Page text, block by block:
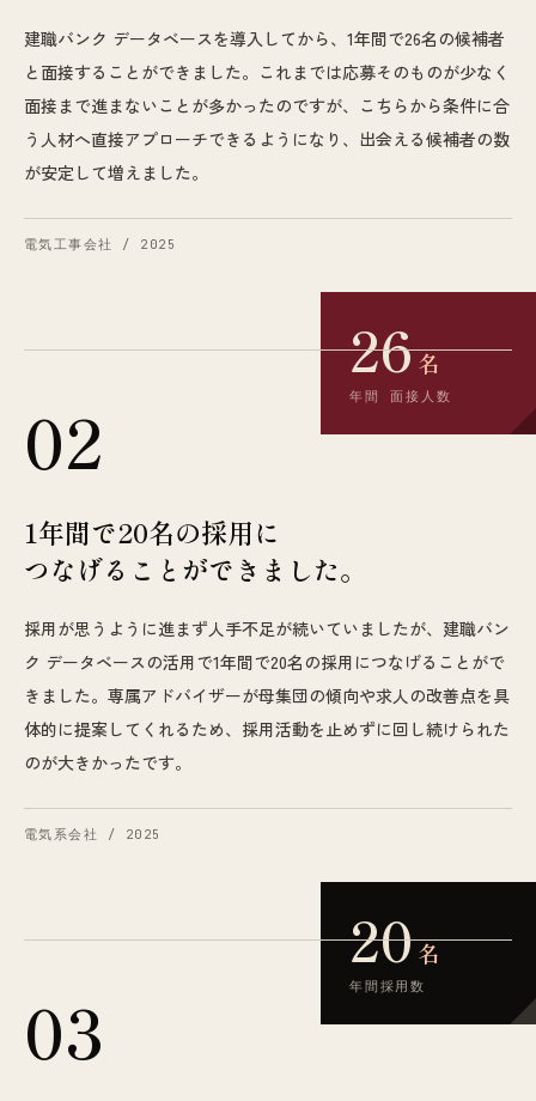
建職バンク データベースを導入してから、1年間で26名の候補者
と面接することができました。これまでは応募そのものが少なく
面接まで進まないことが多かったのですが、こちらから条件に合
う人材へ直接アプローチできるようになり、出会える候補者の数
が安定して増えました。
電気工事会社 / 2025
26名
年間 面接人数
02
1年間で20名の採用に
つなげることができました。
採用が思うように進まず人手不足が続いていましたが、建職バン
ク データベースの活用で1年間で20名の採用につなげることがで
きました。専属アドバイザーが母集団の傾向や求人の改善点を具
体的に提案してくれるため、採用活動を止めずに回し続けられた
のが大きかったです。
電気系会社 / 2025
20名
年間採用数
03